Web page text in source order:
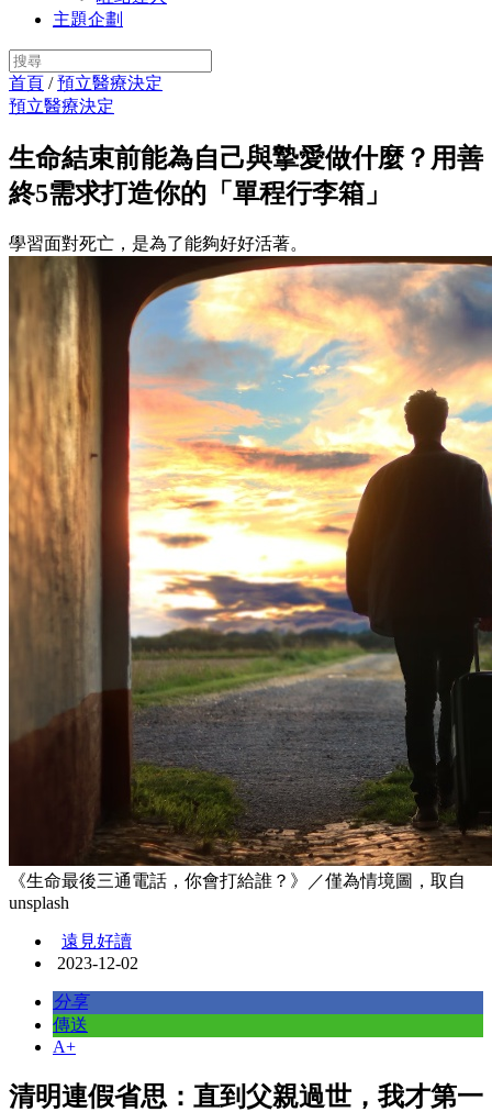
主題企劃
首頁 /預立醫療決定
預立醫療決定
生命結束前能為自己與摯愛做什麼？用善
終5需求打造你的「單程行李箱」
學習面對死亡，是為了能夠好好活著。
《生命最後三通電話，你會打給誰？》／僅為情境圖，取自
unsplash
遠見好讀
2023-12-02
分享
傳送
A+
清明連假省思：直到父親過世，我才第一